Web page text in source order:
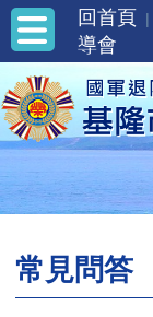
回首頁
導會
常見問答